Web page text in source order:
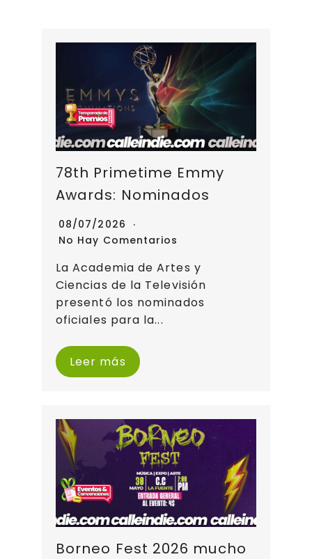
78th Primetime Emmy
Awards: Nominados
08/07/2026
No Hay Comentarios
La Academia de Artes y
Ciencias de la Televisión
presentó los nominados
oficiales para la...
Leer más
Borneo Fest 2026 mucho